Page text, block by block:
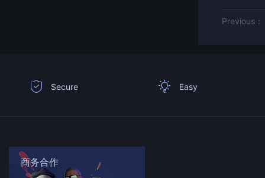
Previous
Secure Easy
商务合作